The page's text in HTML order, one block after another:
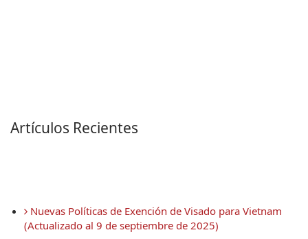
Artículos Recientes
Nuevas Políticas de Exención de Visado para Vietnam
(Actualizado al 9 de septiembre de 2025)